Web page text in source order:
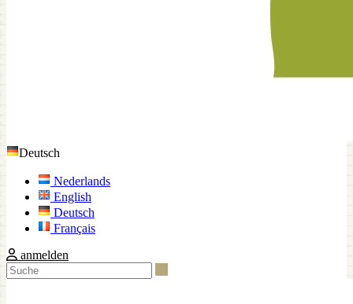
Deutsch
Nederlands
English
Deutsch
Français
anmelden